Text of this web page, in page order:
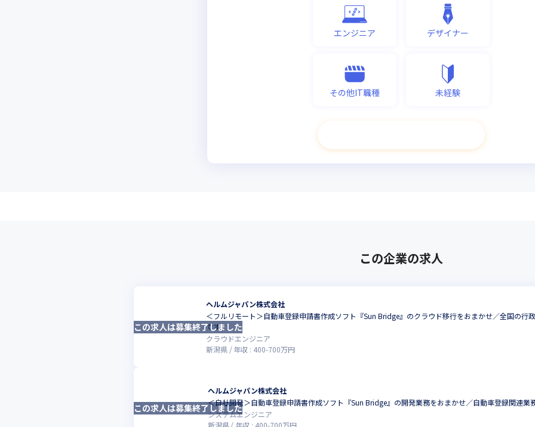
エンジニア デザイナー
その他IT職種 未経験
この企業の求人
ヘルムジャパン株式会社
＜フルリモート＞自動車登録申請書作成ソフト『Sun Bridge』のクラウド移行をおまかせ／全国の行
です
クラウドエンジニア
新潟県
年収 : 400-700万円
この求人は募集終了しました
ヘルムジャパン株式会社
＜自社開発＞自動車登録申請書作成ソフト『Sun Bridge』の開発業務をおまかせ／自動車登録関連業
システムエンジニア
新潟県
年収 : 400-700万円
この求人は募集終了しました